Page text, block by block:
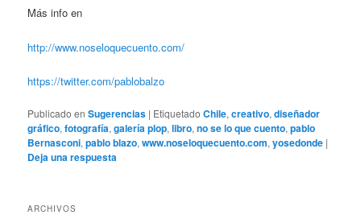
Más info en
http://www.noseloquecuento.com/
https://twitter.com/pablobalzo
Publicado en Sugerencias | Etiquetado Chile,creativo,diseñador
gráfico,fotografía,galería plop,libro,no se lo que cuento,pablo
Bernasconi,pablo blazo,www.noseloquecuento.com,yosedonde |
Deja una respuesta
ARCHIVOS